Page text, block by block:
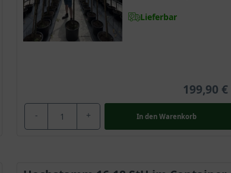
majestätisches Schmuckstück und bietet dem
Wachsen, dann begeistert sie mit ihrem ledrigen
Lieferbar
199,90 €
- + In den Warenkorb